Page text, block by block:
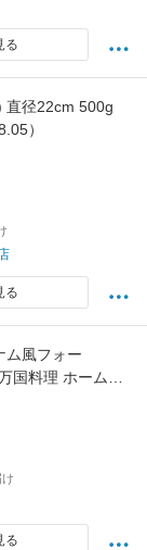
る
直径22cm 500g
）
る
ム風フォー
国料理 ホームパ
ベトナム料理
ルト食品ではあ
る